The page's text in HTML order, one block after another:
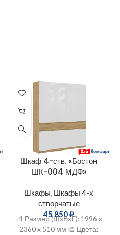
Шкаф 4-ств. «Бостон
ШК-004 МДФ»
Шкафы Шкафы 4-х
створчатые
45 850₽
📐 Размер (ШxВхГ): 1996 х
2360 х 510 мм 🎨 Цвета: